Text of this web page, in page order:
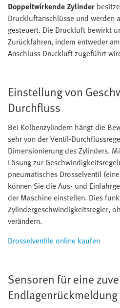
Doppeltwirkende Zylinder
Druckluftanschlüsse und
gesteuert. Die Druckluft bewirkt
Zurückfahren, indem entweder
Anschluss Druckluft zugeführt
Einstellung von
Durchfluss
Bei Kolbenzylindern hängt die
sehr von der Ventil-
Dimensionierung des Zylinders.
Lösung zur
pneumatisches Drosselventil
können Sie die Aus- und
der Maschine einstellen. Dies
Zylindergeschwindigkeitsregler,
verändern.
Drosselventile online kaufen
Sensoren für eine
Endlagenrückmeldung